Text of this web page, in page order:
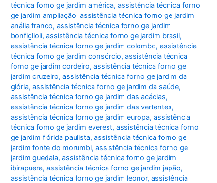
técnica forno ge jardim américa,assistência técnica forno
ge jardim ampliação,assistência técnica forno ge jardim
anália franco,assistência técnica forno ge jardim
bonfiglioli,assistência técnica forno ge jardim brasil,
assistência técnica forno ge jardim colombo,assistência
técnica forno ge jardim consórcio,assistência técnica
forno ge jardim cordeiro,assistência técnica forno ge
jardim cruzeiro,assistência técnica forno ge jardim da
glória,assistência técnica forno ge jardim da saúde,
assistência técnica forno ge jardim das acácias,
assistência técnica forno ge jardim das vertentes,
assistência técnica forno ge jardim europa,assistência
técnica forno ge jardim everest,assistência técnica forno
ge jardim flórida paulista,assistência técnica forno ge
jardim fonte do morumbi,assistência técnica forno ge
jardim guedala,assistência técnica forno ge jardim
ibirapuera,assistência técnica forno ge jardim japão,
assistência técnica forno ge jardim leonor,assistência